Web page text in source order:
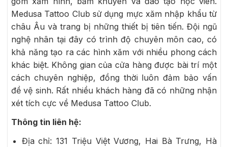
Medusa Tattoo Club sử dụng mực xăm nhập khẩu từ
châu Âu và trang bị những thiết bị tiên tiến. Đội ngũ
nghệ nhân tại đây có trình độ chuyên môn cao, có
khả năng tạo ra các hình xăm với nhiều phong cách
khác biệt. Không gian của cửa hàng được bài trí một
cách chuyên nghiệp, đồng thời luôn đảm bảo vấn
đề vệ sinh. Rất nhiều khách hàng đã có những nhận
xét tích cực về Medusa Tattoo Club.
Thông tin liên hệ:
Địa chỉ: 131 Triệu Việt Vương, Hai Bà Trưng, Hà